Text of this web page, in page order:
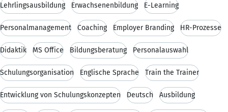
Lehrlingsausbildung Erwachsenenbildung E-Learning
Personalmanagement Coaching Employer Branding HR-Prozesse
Didaktik MS Office Bildungsberatung Personalauswahl
Schulungsorganisation Englische Sprache Train the Trainer
Entwicklung von Schulungskonzepten Deutsch Ausbildung